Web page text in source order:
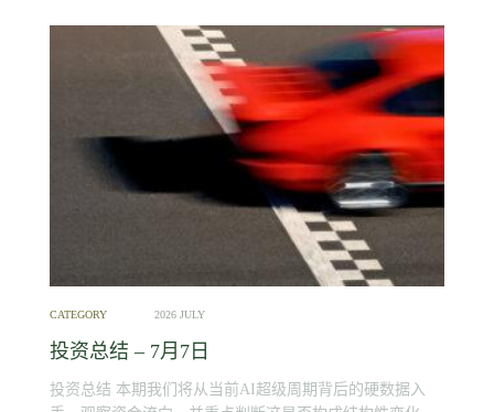
CATEGORY 2026 JULY
投资总结 – 7月7日
投资总结 本期我们将从当前AI超级周期背后的硬数据入